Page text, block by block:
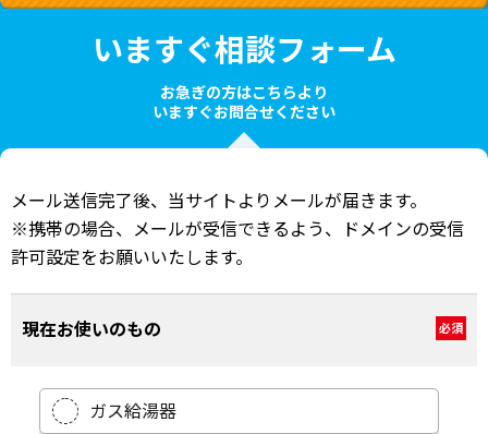
いますぐ相談フォーム
お急ぎの方はこちらより
いますぐお問合せください
メール送信完了後、当サイトよりメールが届きます。
※携帯の場合、メールが受信できるよう、ドメインの受信
許可設定をお願いいたします。
現在お使いのもの 必須
ガス給湯器